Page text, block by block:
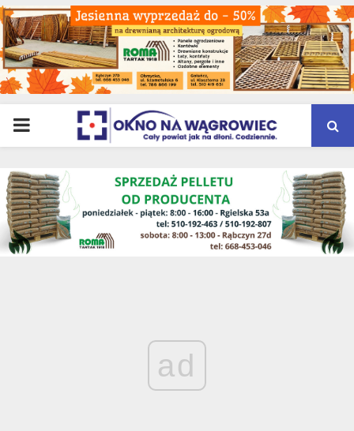
PRIMARY
MENU
ad